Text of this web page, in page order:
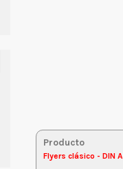
Producto
Flyers clásico - DIN